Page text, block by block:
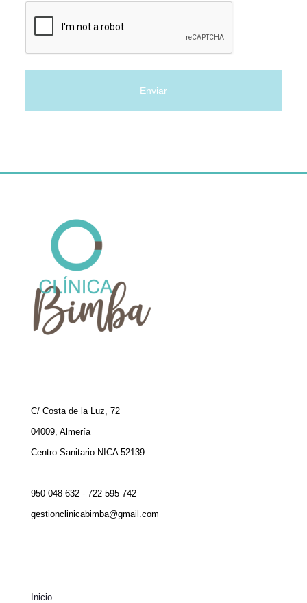
C/ Costa de la Luz, 72
04009, Almería
Centro Sanitario NICA 52139
950 048 632 - 722 595 742
gestionclinicabimba@gmail.com
Inicio